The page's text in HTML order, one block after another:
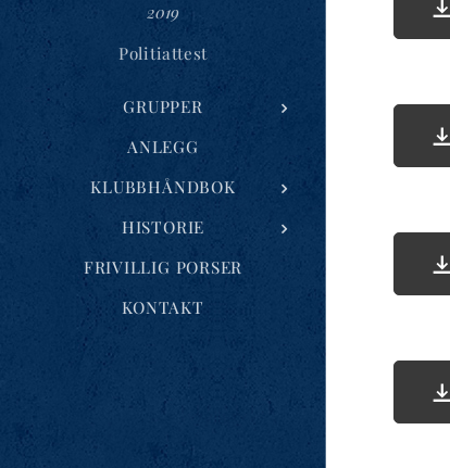
2019
Politiattest
GRUPPER
ANLEGG
KLUBBHÅNDBOK
HISTORIE
FRIVILLIG PORSER
KONTAKT